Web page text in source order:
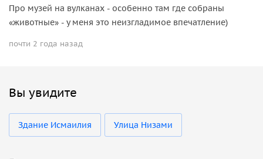
Про музей на вулканах - особенно там где собраны
«животные» - у меня это неизгладимое впечатление)
почти 2 года назад
Вы увидите
Здание Исмаилия Улица Низами